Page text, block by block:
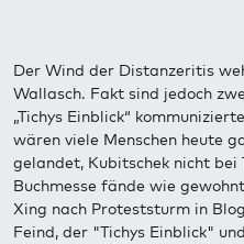
Der Wind der Distanzeritis
Wallasch. Fakt sind jedoch
„Tichys Einblick“
wären viele Menschen heute
gelandet, Kubitschek nicht bei
Buchmesse fände wie
Xing nach Proteststurm in
Feind, der "Tichys Einblick"